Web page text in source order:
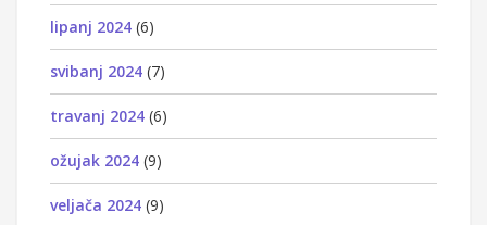
lipanj 2024 (6)
svibanj 2024 (7)
travanj 2024 (6)
ožujak 2024 (9)
veljača 2024 (9)